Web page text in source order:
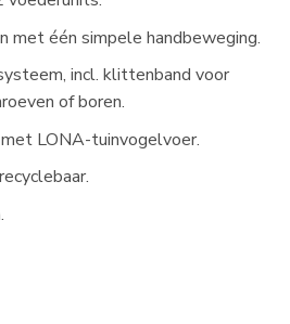
met één simpele handbeweging.
incl. klittenband voor
of boren.
LONA-tuinvogelvoer.